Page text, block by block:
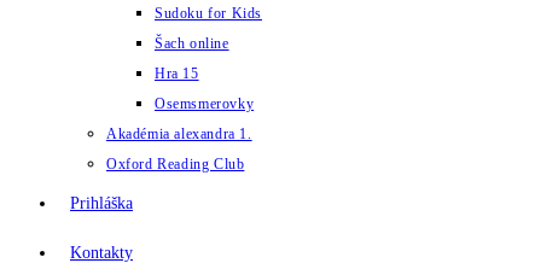
Sudoku for Kids
Šach online
Hra 15
Osemsmerovky
Akadémia alexandra 1.
Oxford Reading Club
Prihláška
Kontakty